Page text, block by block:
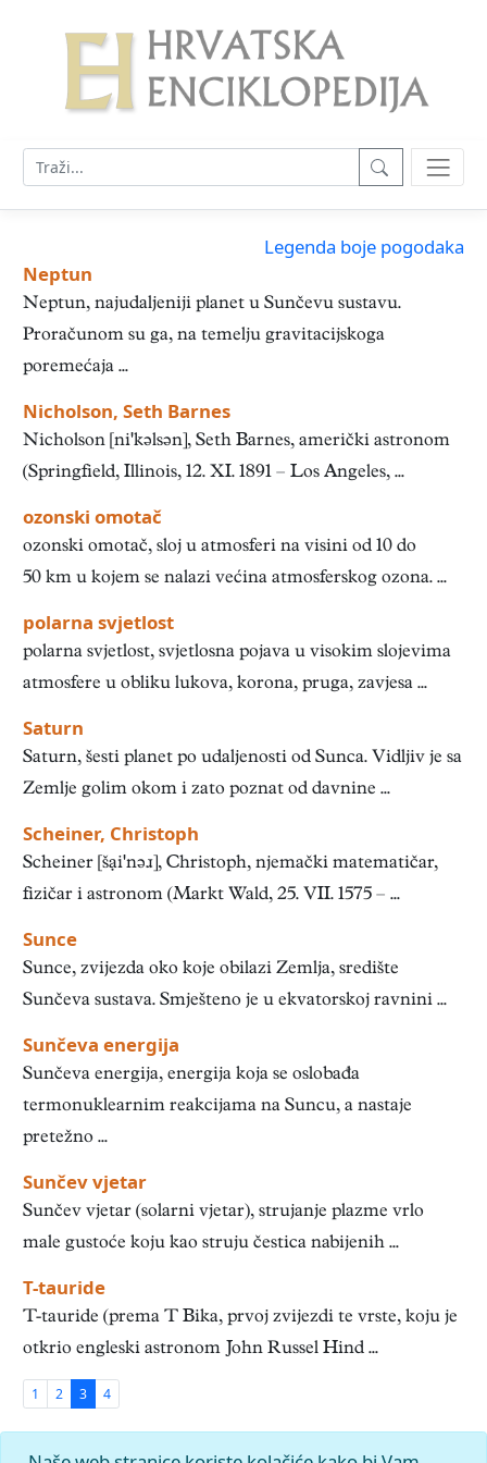
Legenda boje pogodaka
Neptun
Neptun, najudaljeniji planet u Sunčevu sustavu.
Proračunom su ga, na temelju gravitacijskoga
poremećaja ...
Nicholson, Seth Barnes
Nicholson [nikəlsən], Seth Barnes, američki astronom
(Springfield, Illinois, 12. XI. 1891 – Los Angeles, ...
ozonski omotač
ozonski omotač, sloj u atmosferi na visini od 10 do
50 km u kojem se nalazi većina atmosferskog ozona. ...
polarna svjetlost
polarna svjetlost, svjetlosna pojava u visokim slojevima
atmosfere u obliku lukova, korona, pruga, zavjesa ...
Saturn
Saturn, šesti planet po udaljenosti od Sunca. Vidljiv je sa
Zemlje golim okom i zato poznat od davnine ...
Scheiner, Christoph
Scheiner [šạinəɹ], Christoph, njemački matematičar,
fizičar i astronom (Markt Wald, 25. VII. 1575 – ...
Sunce
Sunce, zvijezda oko koje obilazi Zemlja, središte
Sunčeva sustava. Smješteno je u ekvatorskoj ravnini ...
Sunčeva energija
Sunčeva energija, energija koja se oslobađa
termonuklearnim reakcijama na Suncu, a nastaje
pretežno ...
Sunčev vjetar
Sunčev vjetar (solarni vjetar), strujanje plazme vrlo
male gustoće koju kao struju čestica nabijenih ...
T-tauride
T-tauride (prema T Bika, prvoj zvijezdi te vrste, koju je
otkrio engleski astronom John Russel Hind ...
1 2 3 4
upit:sunceva-pjega; pronađenih odgovora: 33;